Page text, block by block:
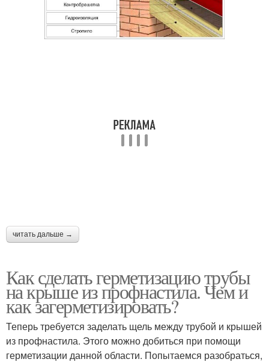
читать дальше →
Как сделать герметизацию трубы
на крыше из профнастила. Чем и
как загерметизировать?
Теперь требуется заделать щель между трубой и крышей
из профнастила. Этого можно добиться при помощи
герметизации данной области. Попытаемся разобраться,